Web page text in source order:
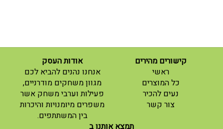
קישורים מהירים
ראשי
(current)
כל המוצרים
נעים להכיר
צור קשר
(current)
אודות העסק
אנחנו נהנים להביא לכם
מגוון משחקים מודרניים,
פעילות וערבי משחק אשר
משפרים מיומנויות והיכרות
בין המשתתפים.
תמצא אותנו ב